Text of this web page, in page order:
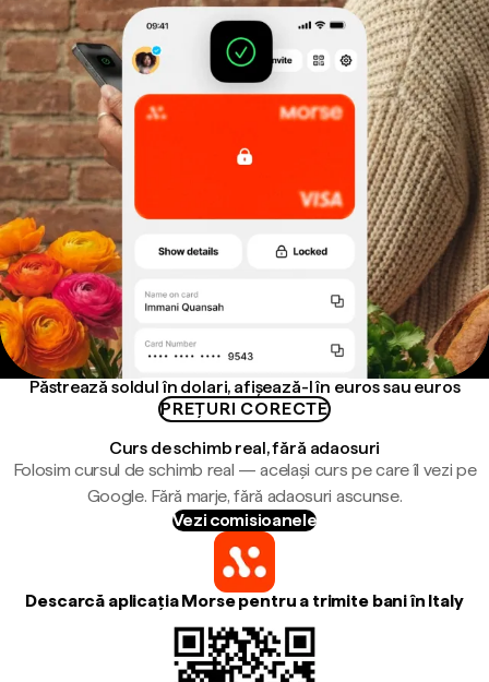
Păstrează soldul în dolari, afișează-l în euros sau euros
PREȚURI CORECTE
Curs de schimb real, fără adaosuri
Folosim cursul de schimb real — același curs pe care îl vezi pe
Google. Fără marje, fără adaosuri ascunse.
Vezi comisioanele
Descarcă aplicația Morse pentru a trimite bani în Italy